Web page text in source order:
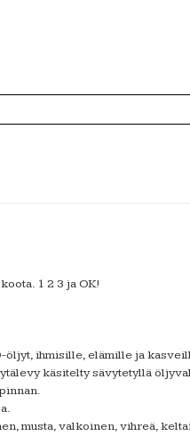
1 2 3 ja OK!
öljyt, ihmisille, elämille ja
käsitelty sävytetyllä
musta, valkoinen, vihreä,